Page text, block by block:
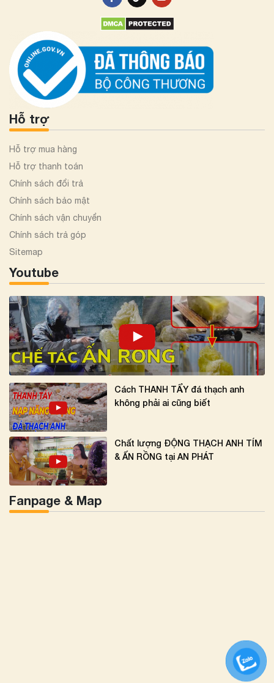
Hỗ trợ
Hỗ trợ mua hàng
Hỗ trợ thanh toán
Chính sách đổi trả
Chính sách bảo mật
Chính sách vận chuyển
Chính sách trả góp
Sitemap
Youtube
Cách THANH TẨY đá thạch anh
không phải ai cũng biết
Chất lượng ĐỘNG THẠCH ANH TÍM
& ẤN RỒNG tại AN PHÁT
Fanpage & Map